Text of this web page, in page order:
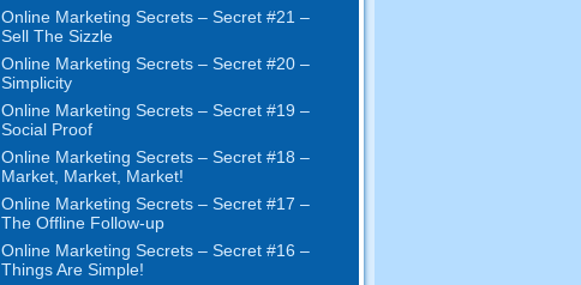
Online Marketing Secrets– Secret#21 –
Sell The Sizzle
Online Marketing Secrets– Secret#20 –
Simplicity
Online Marketing Secrets– Secret#19 –
Social Proof
Online Marketing Secrets– Secret#18 –
Market, Market, Market!
Online Marketing Secrets– Secret#17 –
The Offline Follow-up
Online Marketing Secrets– Secret#16 –
Things Are Simple!